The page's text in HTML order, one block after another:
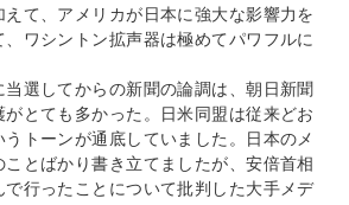
て、アメリカが日本に強大な影響力を
ワシントン拡声器は極めてパワフルに
当選してからの新聞の論調は、朝日新聞
がとても多かった。日米同盟は従来どお
うトーンが通底していました。日本のメ
とばかり書き立てましたが、安倍首相
行ったことについて批判した大手メデ